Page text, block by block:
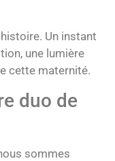
Un instant
une lumière
cette maternité.
duo de
sommes